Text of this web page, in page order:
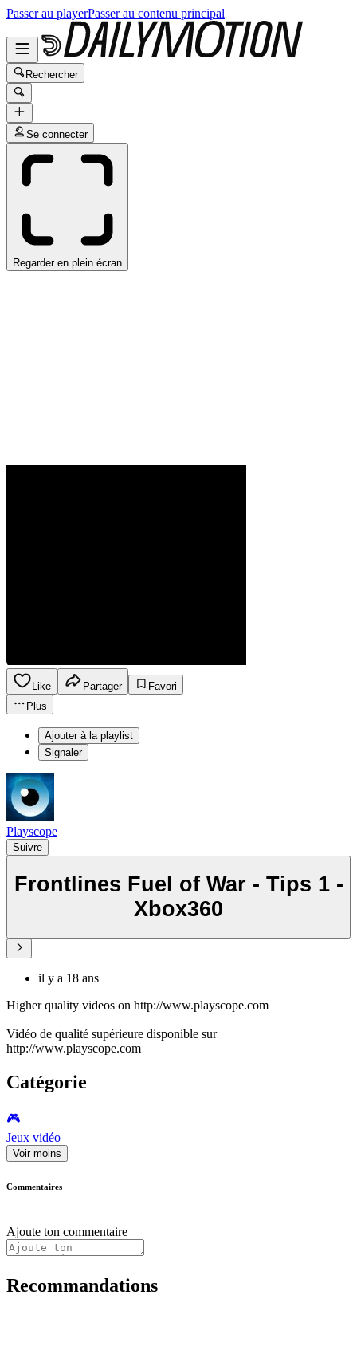
Passer au playerPasser au contenu principal
Rechercher
Se connecter
Regarder en plein écran
Like Partager
Favori
Plus
Ajouter à la playlist
Signaler
Playscope
Suivre
Frontlines Fuel of War - Tips 1 -
Xbox360
il y a 18 ans
Higher quality videos on http://www.playscope.com
Vidéo de qualité supérieure disponible sur
http://www.playscope.com
Catégorie
🎮️
Jeux vidéo
Voir moins
Commentaires
Ajoute ton commentaire
Recommandations